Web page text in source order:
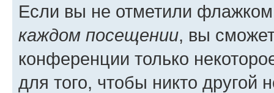
Если вы не отметили
каждом посещении, вы
конференции только
для того, чтобы никто другой